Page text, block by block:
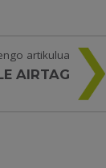
artikulua
AIRTAG